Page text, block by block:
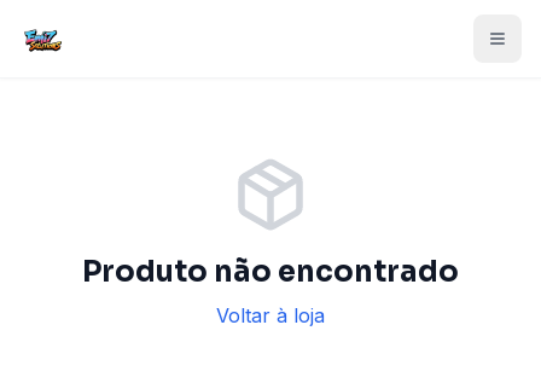
Produto não encontrado
Voltar à loja